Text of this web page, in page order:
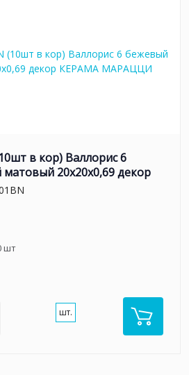
в кор) Валлорис 6
20x20x0,69 декор
шт
шт.